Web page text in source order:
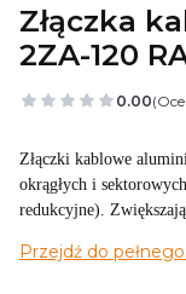
Złączka
2ZA-120
0.00
Złączki kablowe
okrągłych i
redukcyjne). Zwiększają
Przejdź do